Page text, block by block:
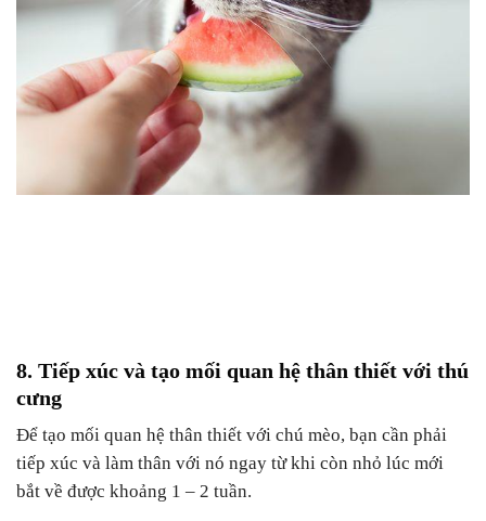
8. Tiếp xúc và tạo mối quan hệ thân thiết với thú
cưng
Để tạo mối quan hệ thân thiết với chú mèo, bạn cần phải
tiếp xúc và làm thân với nó ngay từ khi còn nhỏ lúc mới
bắt về được khoảng 1 – 2 tuần.